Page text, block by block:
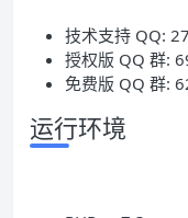
技术支持 QQ:
授权版 QQ 群:
免费版 QQ 群:
运行环境